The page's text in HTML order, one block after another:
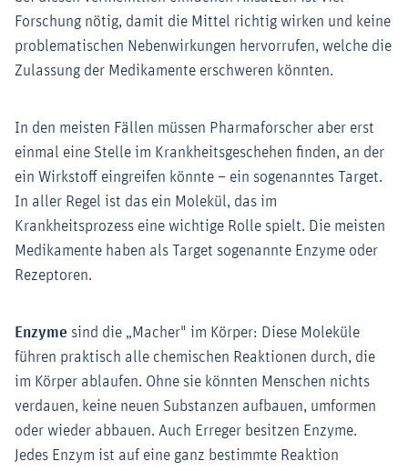
Forschung nötig, damit die Mittel richtig wirken und keine
problematischen Nebenwirkungen hervorrufen, welche die
Zulassung der Medikamente erschweren könnten.
In den meisten Fällen müssen Pharmaforscher aber erst
einmal eine Stelle im Krankheitsgeschehen finden, an der
ein Wirkstoff eingreifen könnte – ein sogenanntes Target.
In aller Regel ist das ein Molekül, das im
Krankheitsprozess eine wichtige Rolle spielt. Die meisten
Medikamente haben als Target sogenannte Enzyme oder
Rezeptoren.
Enzyme sind die „Macher" im Körper: Diese Moleküle
führen praktisch alle chemischen Reaktionen durch, die
im Körper ablaufen. Ohne sie könnten Menschen nichts
verdauen, keine neuen Substanzen aufbauen, umformen
oder wieder abbauen. Auch Erreger besitzen Enzyme.
Jedes Enzym ist auf eine ganz bestimmte Reaktion